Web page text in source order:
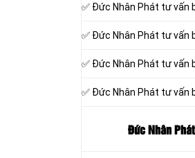
✅ Đức Nhân Phát tư vấn
✅ Đức Nhân Phát tư vấn
✅ Đức Nhân Phát tư vấn
✅ Đức Nhân Phát tư vấn
Đức Nhân